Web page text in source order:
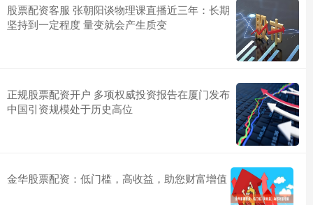
股票配资客服 张朝阳谈物理课直播近三年：长期
坚持到一定程度 量变就会产生质变
正规股票配资开户 多项权威投资报告在厦门发布
中国引资规模处于历史高位
金华股票配资：低门槛，高收益，助您财富增值